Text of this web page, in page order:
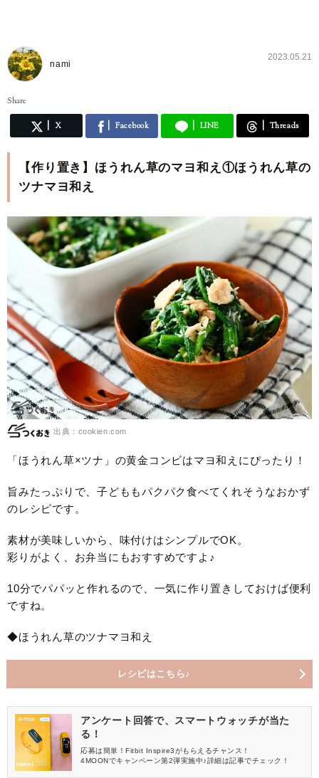
nami
2023.05.21
Share
X Facebook LINE Threads
【作り置き】ほうれん草のマヨ和え①ほうれん草の
ツナマヨ和え
出典：cookien.com
「ほうれん草×ツナ」の黄金コンビはマヨ和えにぴったり！
旨みたっぷりで、子どももパクパク食べてくれそうなおかず
のレシピです。
素材が美味しいから、味付けはシンプルでOK。
彩りがよく、お弁当にもおすすめですよ♪
10分でパパッと作れるので、一気に作り置きしておけば便利
ですね。
◆ほうれん草のツナマヨ和え
レシピはこちら♪
アンケート回答で、スマートウォッチが当た
る！
応募は簡単！Fitbit Inspire3がもらえるチャンス！
4MOONでキャンペーン第2弾実施中♪詳細は記事でチェック！